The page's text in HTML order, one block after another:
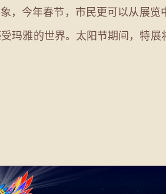
，今年春节，市民更可以从展
玛雅的世界。太阳节期间，特